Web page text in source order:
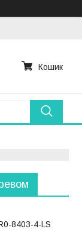
Кошик
8403-4-LS